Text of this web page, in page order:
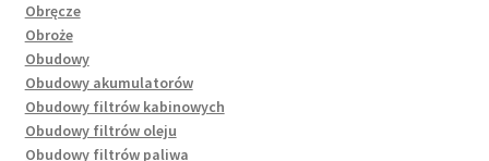
Obręcze
Obroże
Obudowy
Obudowy akumulatorów
Obudowy filtrów kabinowych
Obudowy filtrów oleju
Obudowy filtrów paliwa